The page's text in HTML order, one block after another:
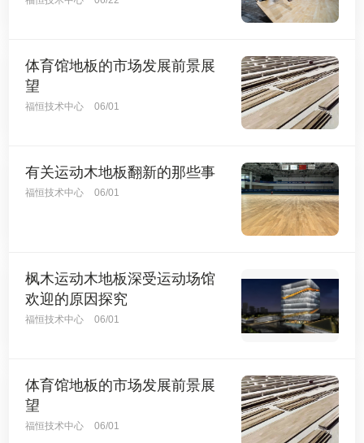
体育馆地板的市场发展前景展
望
福恒技术中心 06/01
有关运动木地板翻新的那些事
福恒技术中心 06/01
枫木运动木地板深受运动场馆
欢迎的原因探究
福恒技术中心 06/01
体育馆地板的市场发展前景展
望
福恒技术中心 06/01